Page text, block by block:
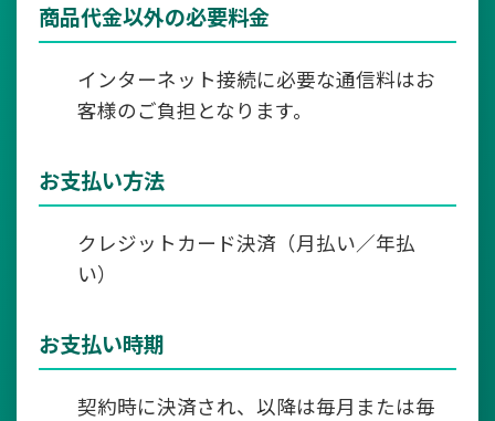
商品代金以外の必要料金
インターネット接続に必要な通信料はお
客様のご負担となります。
お支払い方法
クレジットカード決済（月払い／年払
い）
お支払い時期
契約時に決済され、以降は毎月または毎